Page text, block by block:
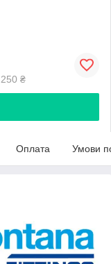
₴
Оплата Умови